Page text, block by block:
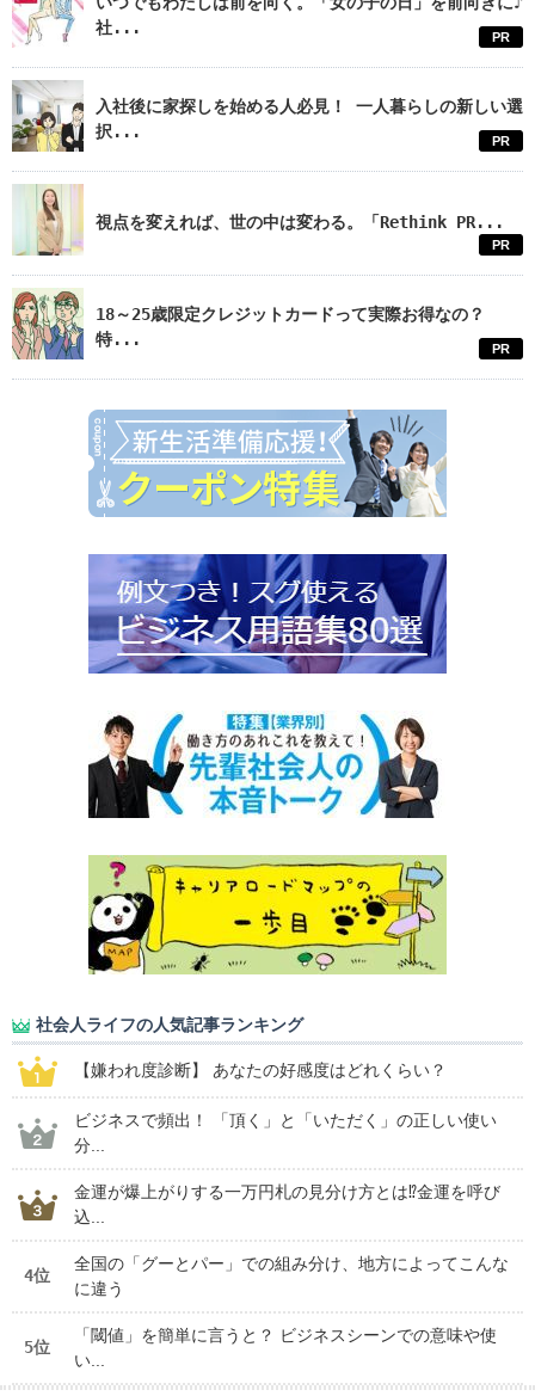
社...
PR
入社後に家探しを始める人必見！ 一人暮らしの新しい選
択...
PR
視点を変えれば、世の中は変わる。「Rethink PR...
PR
18～25歳限定クレジットカードって実際お得なの？
特...
PR
社会人ライフの人気記事ランキング
【嫌われ度診断】 あなたの好感度はどれくらい？
ビジネスで頻出！ 「頂く」と「いただく」の正しい使い
分...
金運が爆上がりする一万円札の見分け方とは⁉金運を呼び
込...
4位
全国の「グーとパー」での組み分け、地方によってこんな
に違う
5位
「閾値」を簡単に言うと？ ビジネスシーンでの意味や使
い...